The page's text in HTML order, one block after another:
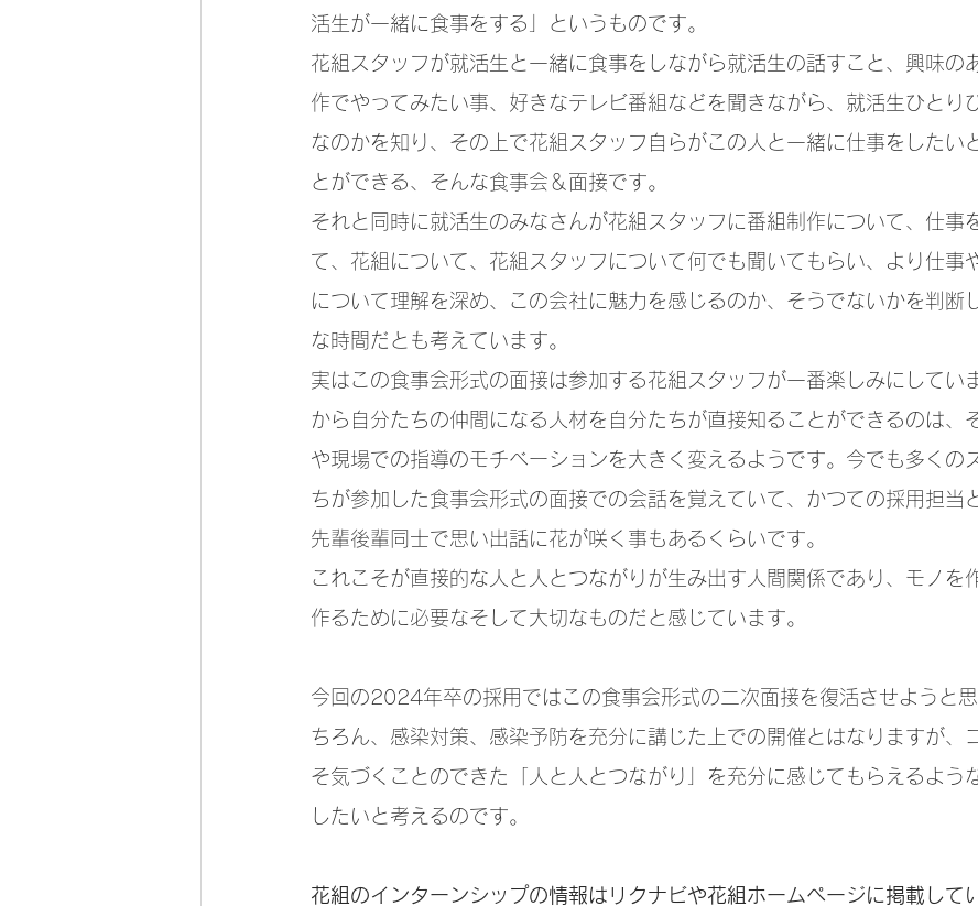
活生が一緒に食事をする」というものです。
花組スタッフが就活生と一緒に食事をしながら就活生の話すこと、興味の
作でやってみたい事、好きなテレビ番組などを聞きながら、就活生ひとり
なのかを知り、その上で花組スタッフ自らがこの人と一緒に仕事をしたい
とができる、そんな食事会＆面接です。
それと同時に就活生のみなさんが花組スタッフに番組制作について、仕事
て、花組について、花組スタッフについて何でも聞いてもらい、より仕事
について理解を深め、この会社に魅力を感じるのか、そうでないかを判断
な時間だとも考えています。
実はこの食事会形式の面接は参加する花組スタッフが一番楽しみにしてい
から自分たちの仲間になる人材を自分たちが直接知ることができるのは、
や現場での指導のモチベーションを大きく変えるようです。今でも多くの
ちが参加した食事会形式の面接での会話を覚えていて、かつての採用担当
先輩後輩同士で思い出話に花が咲く事もあるくらいです。
これこそが直接的な人と人とつながりが生み出す人間関係であり、モノを
作るために必要なそして大切なものだと感じています。
今回の2024年卒の採用ではこの食事会形式の二次面接を復活させようと
ちろん、感染対策、感染予防を充分に講じた上での開催とはなりますが、
そ気づくことのできた「人と人とつながり」を充分に感じてもらえるよう
したいと考えるのです。
花組のインターンシップの情報はリクナビや花組ホームページに掲載して